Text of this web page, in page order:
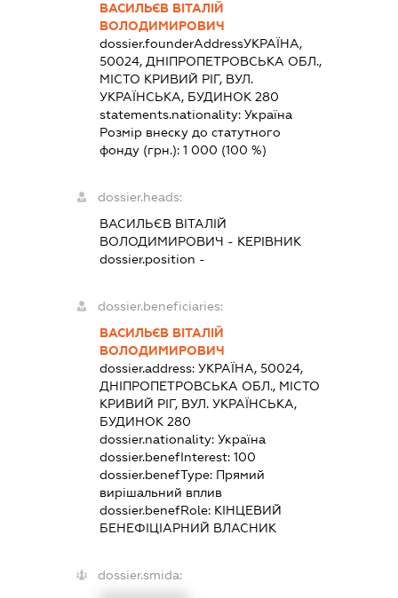
ВАСИЛЬЄВ ВІТАЛІЙ
ВОЛОДИМИРОВИЧ
dossier.founderAddressУКРАЇНА,
50024, ДНІПРОПЕТРОВСЬКА ОБЛ.,
МІСТО КРИВИЙ РІГ, ВУЛ.
УКРАЇНСЬКА, БУДИНОК 280
statements.nationality: Україна
Розмір внеску до статутного
фонду (грн.): 1 000 (100 %)
dossier.heads:
ВАСИЛЬЄВ ВІТАЛІЙ
ВОЛОДИМИРОВИЧ - КЕРІВНИК
dossier.position -
dossier.beneficiaries:
ВАСИЛЬЄВ ВІТАЛІЙ
ВОЛОДИМИРОВИЧ
dossier.address: УКРАЇНА, 50024,
ДНІПРОПЕТРОВСЬКА ОБЛ., МІСТО
КРИВИЙ РІГ, ВУЛ. УКРАЇНСЬКА,
БУДИНОК 280
dossier.nationality: Україна
dossier.benefInterest: 100
dossier.benefType: Прямий
вирішальний вплив
dossier.benefRole: КІНЦЕВИЙ
БЕНЕФІЦІАРНИЙ ВЛАСНИК
dossier.smida: